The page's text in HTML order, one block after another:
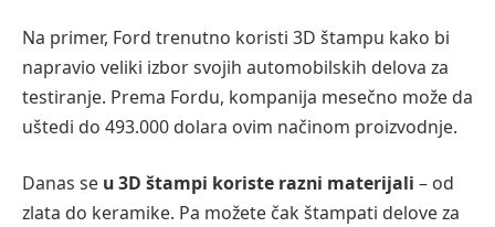
Na primer, Ford trenutno koristi 3D štampu kako bi
napravio veliki izbor svojih automobilskih delova za
testiranje. Prema Fordu, kompanija mesečno može da
uštedi do 493.000 dolara ovim načinom proizvodnje.
Danas se u 3D štampi koriste razni materijali – od
zlata do keramike. Pa možete čak štampati delove za